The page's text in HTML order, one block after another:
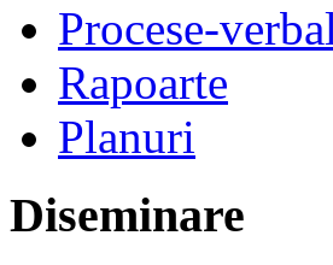
Procese-
Rapoarte
Planuri
Diseminare